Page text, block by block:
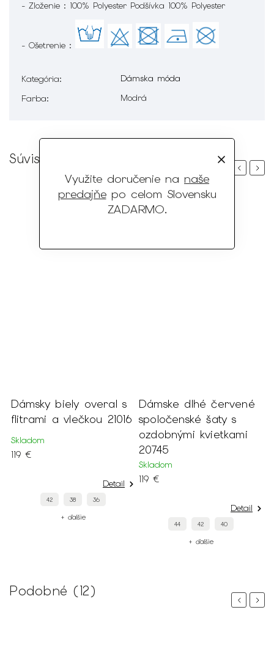
Využite doručenie na naše
predajňepo celom Slovensku
ZADARMO.
- Zloženie : 100% Polyester Podšívka 100% Polyester
- Ošetrenie :
Kategória:
Dámska móda
Farba: Modrá
Súvisiaci tovar
Previous
Dámsky biely overal s
flitrami a vlečkou 21016
Skladom
119 €
Detail
42 38 36
+ ďalšie
Dámske dlhé červené
spoločenské šaty s
ozdobnými kvietkami
20745
Skladom
119 €
Detail
44 42 40
+ ďalšie
Next
Podobné (12)
PreviousNext